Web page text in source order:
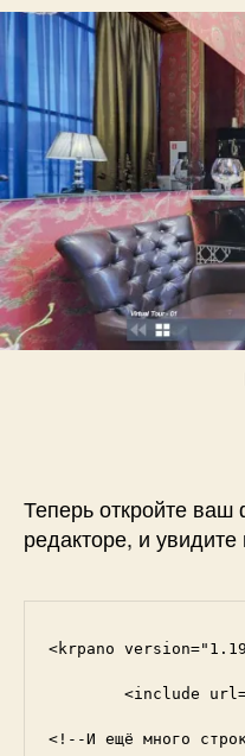
Теперь откройте
редакторе, и
<krpano
<!--И ещё много